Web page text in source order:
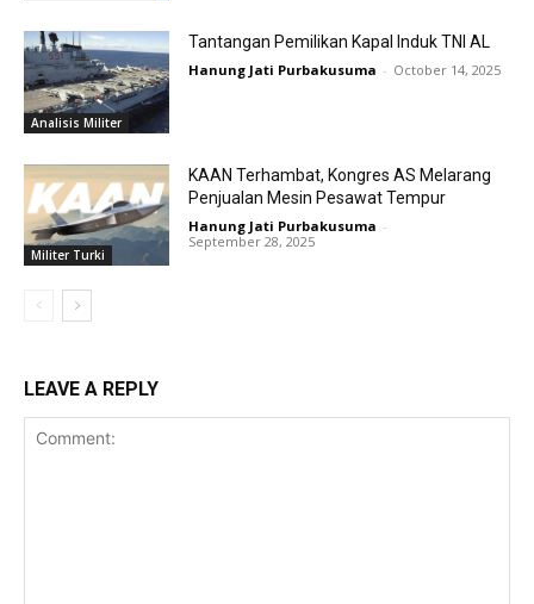
Analisis Militer
Tantangan Pemilikan Kapal Induk TNI AL
Hanung Jati Purbakusuma - October 14, 2025
Militer Turki
KAAN Terhambat, Kongres AS Melarang
Penjualan Mesin Pesawat Tempur
Hanung Jati Purbakusuma -
September 28, 2025
LEAVE A REPLY